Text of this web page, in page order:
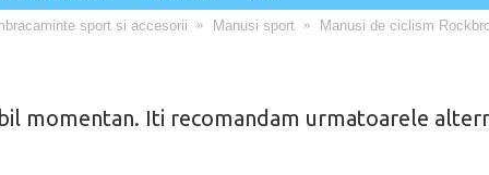
sport si accesorii Manusi sport Manusi de ciclism
momentan. Iti recomandam urmatoarele